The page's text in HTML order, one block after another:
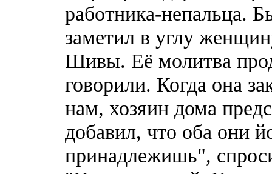
работника-непальца.
заметил в углу
Шивы. Её молитва
говорили. Когда она
нам, хозяин дома
добавил, что оба они
принадлежишь",